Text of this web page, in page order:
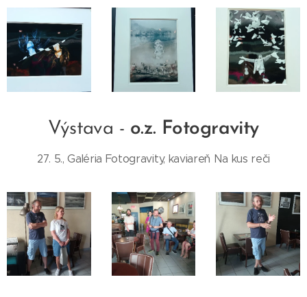
Výstava - o.z. Fotogravity
27. 5., Galéria Fotogravity, kaviareň Na kus reči